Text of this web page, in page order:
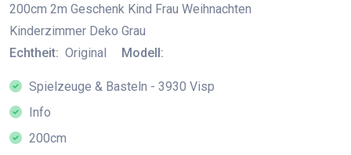
200cm 2m Geschenk Kind Frau Weihnachten
Kinderzimmer Deko Grau
Echtheit: Original Modell:
Spielzeuge & Basteln - 3930 Visp
Info
200cm